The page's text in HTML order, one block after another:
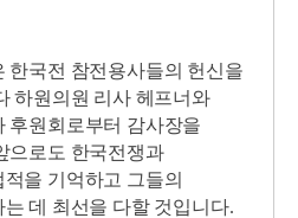
한국전 참전용사들의 헌신을
하원의원 리사 헤프너와
후원회로부터 감사장을
으로도 한국전쟁과
을 기억하고 그들의
데 최선을 다할 것입니다.